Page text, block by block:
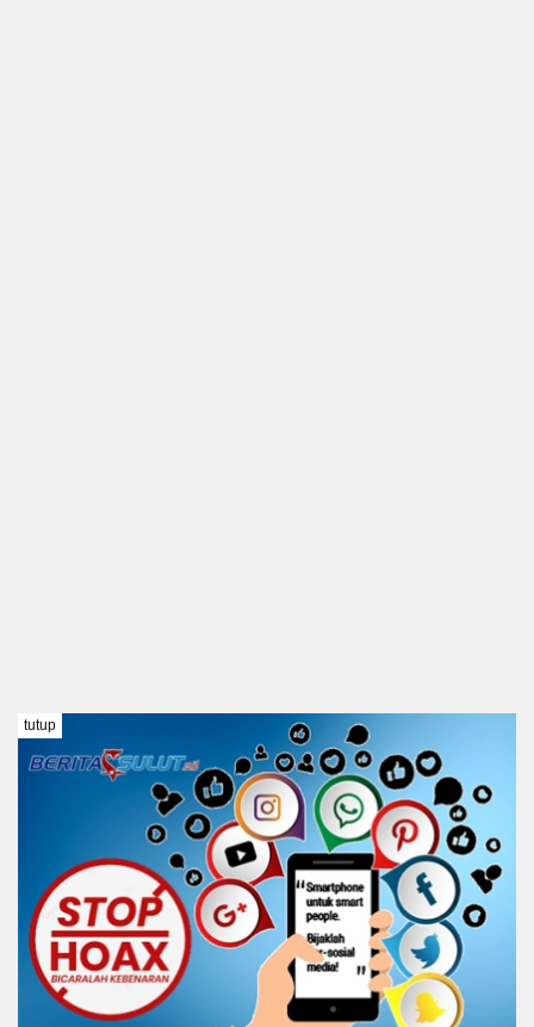
TENTANG KAMI REDAKSI
DISCLAIMER
PEDOMAN MEDIA SIBER
KODE ETIK
tutup